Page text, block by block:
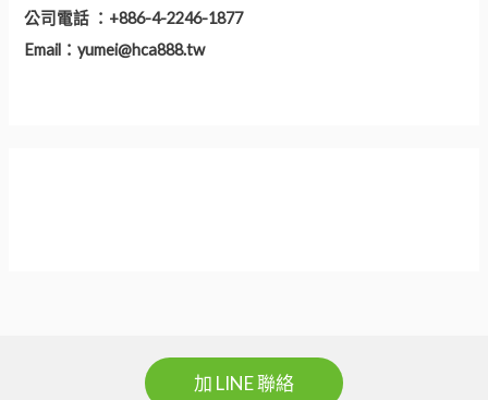
公司電話 ：+886-4-2246-1877
Email：yumei@hca888.tw
加 LINE 聯絡